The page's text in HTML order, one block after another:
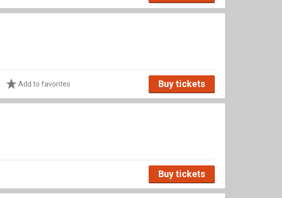
Add to favorites Buy tickets
Buy tickets